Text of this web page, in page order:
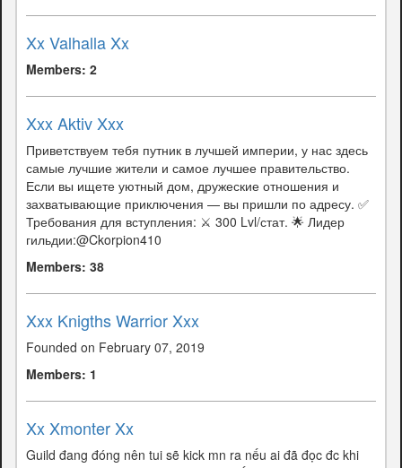
Xx Valhalla Xx
Members: 2
Xxx Aktiv Xxx
Приветствуем тебя путник в лучшей империи, у нас здесь
самые лучшие жители и самое лучшее правительство.
Если вы ищете уютный дом, дружеские отношения и
захватывающие приключения — вы пришли по адресу. ✅
Требования для вступления: ⚔️ 300 Lvl/стат. 🌟 Лидер
гильдии:@Ckorpion410
Members: 38
Xxx Knigths Warrior Xxx
Founded on February 07, 2019
Members: 1
Xx Xmonter Xx
Guild đang đóng nên tui sẽ kick mn ra nếu ai đã đọc đc khi